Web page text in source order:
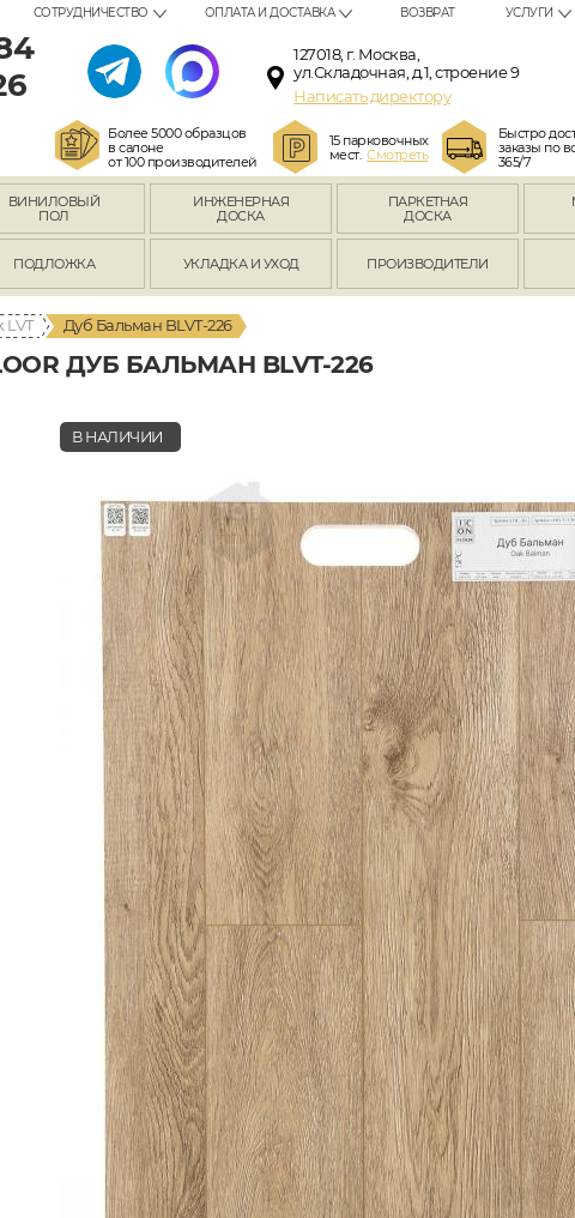
СОТРУДНИЧЕСТВО ОПЛАТА И ДОСТАВКА ВОЗВРАТ УСЛУГИ
127018, г. Москва,
ул.Складочная, д.1, строение 9
Написать директору
Более 5000 образцов
в салоне
от 100 производителей
15 парковочных
мест.Смотреть
Быстро
заказы по
365/7
ВИНИЛОВЫЙ
ПОЛ
ИНЖЕНЕРНАЯ
ДОСКА
ПАРКЕТНАЯ
ДОСКА
ПОДЛОЖКА УКЛАДКА И УХОД ПРОИЗВОДИТЕЛИ
LVT Дуб Бальман BLVT-226
ДУБ БАЛЬМАН BLVT-226
В НАЛИЧИИ